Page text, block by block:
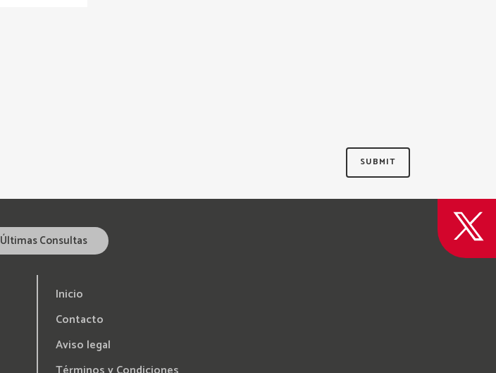
Últimas Consultas
Inicio
Contacto
Aviso legal